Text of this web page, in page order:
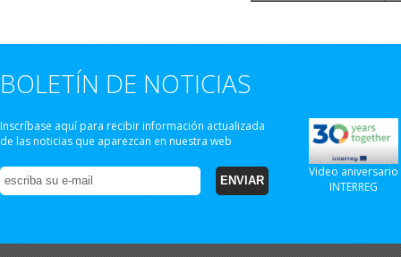
BOLETÍN DE NOTICIAS
Inscríbase aquí para recibir información actualizada
de las noticias que aparezcan en nuestra web
Video aniversario
INTERREG